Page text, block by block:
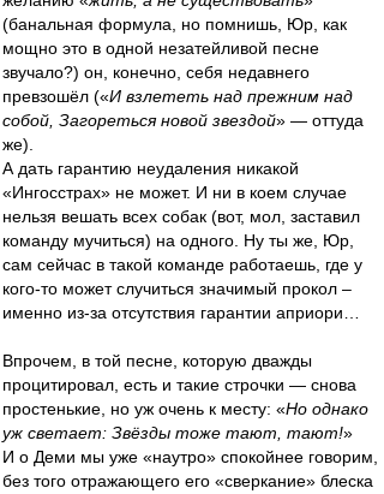
(банальная формула, но помнишь, Юр, как
мощно это в одной незатейливой песне
звучало?) он, конечно, себя недавнего
превзошёл («И взлететь над прежним над
собой, Загореться новой звездой» — оттуда
же).
А дать гарантию неудаления никакой
«Ингосстрах» не может. И ни в коем случае
нельзя вешать всех собак (вот, мол, заставил
команду мучиться) на одного. Ну ты же, Юр,
сам сейчас в такой команде работаешь, где у
кого-то может случиться значимый прокол –
именно из-за отсутствия гарантии априори…
Впрочем, в той песне, которую дважды
процитировал, есть и такие строчки — снова
простенькие, но уж очень к месту: «Но однако
уж светает: Звёзды тоже тают, тают!»
И о Деми мы уже «наутро» спокойнее говорим,
без того отражающего его «сверкание» блеска